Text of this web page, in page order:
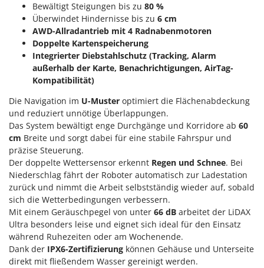
Udor
Unger
Verdemax
Vesco
Volpi
W
Waldner
Weber
WIDU
Wiper EcoRobot
Wolf Garten
Wortex
Worx
Bewältigt Steigungen bis zu 80 %
Überwindet Hindernisse bis zu 6 cm
AWD-Allradantrieb mit 4 Radnabenmotoren
Doppelte Kartenspeicherung
Integrierter Diebstahlschutz (Tracking, Alarm
außerhalb der Karte, Benachrichtigungen, AirTag-
Kompatibilität)
Die Navigation im U-Muster optimiert die Flächenabdeckung
und reduziert unnötige Überlappungen.
Das System bewältigt enge Durchgänge und Korridore ab 60
cm Breite und sorgt dabei für eine stabile Fahrspur und
präzise Steuerung.
Der doppelte Wettersensor erkennt Regen und Schnee. Bei
Niederschlag fährt der Roboter automatisch zur Ladestation
zurück und nimmt die Arbeit selbstständig wieder auf, sobald
sich die Wetterbedingungen verbessern.
Mit einem Geräuschpegel von unter 66 dB arbeitet der LiDAX
Ultra besonders leise und eignet sich ideal für den Einsatz
während Ruhezeiten oder am Wochenende.
Dank der IPX6-Zertifizierung können Gehäuse und Unterseite
direkt mit fließendem Wasser gereinigt werden.